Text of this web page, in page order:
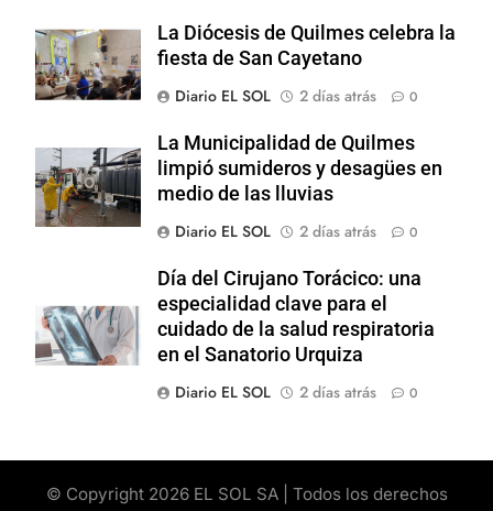
La Diócesis de Quilmes celebra la
fiesta de San Cayetano
Diario EL SOL
2 días atrás 0
La Municipalidad de Quilmes
limpió sumideros y desagües en
medio de las lluvias
Diario EL SOL
2 días atrás 0
Día del Cirujano Torácico: una
especialidad clave para el
cuidado de la salud respiratoria
en el Sanatorio Urquiza
Diario EL SOL
2 días atrás 0
© Copyright 2026 EL SOL SA | Todos los derechos